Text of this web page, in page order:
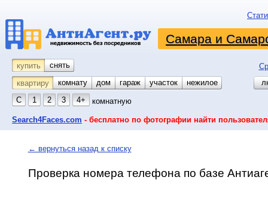
Самара и
купить снять
квартиру
комнату койко-место
дом гараж участок
нежилое
С
1 2 3 4+ комнатную
Search4Faces.com - бесплатно по фотографии найти
← вернуться назад к списку
Проверка номера телефона по базе